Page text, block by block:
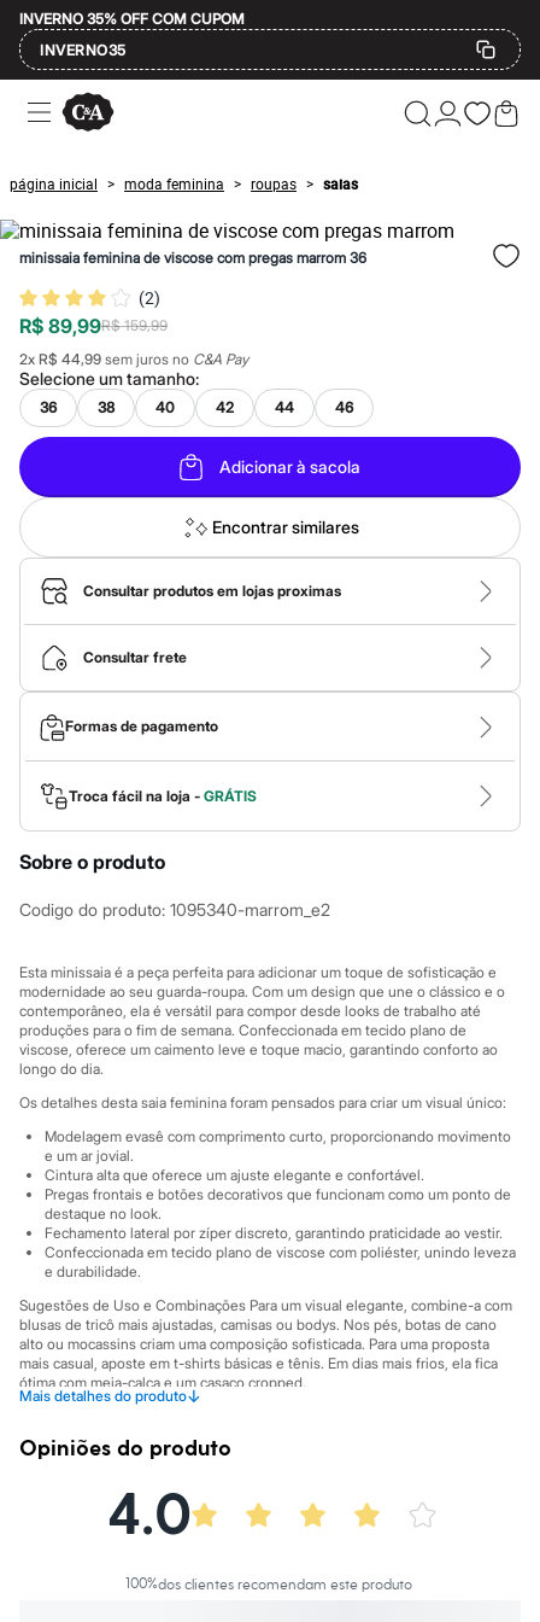
INVERNO 35% OFF COM CUPOM
INVERNO35
Ofertas
Compre por Departamento
Masculino
Infantil
Calçados
Mindse7
Plus Size
Até 20% off
Até 40% off
Até 60% off
A partir de 60% off
Feminino
Em alta
Inverno
Alfaiataria
Novidades
Roupas
Blusas e Camisetas
Básicos
Calças
Casacos e Jaquetas
Jeans
Macacões
Saias
Shorts e Bermudas
Vestidos
Acessórios
Bolsas
Bonés e Chapéus
Bijoux
Cintos
Óculos
Relógios
Calçados
Botas
Rasteirinhas
Tênis
Marcas
City
Clock House
Mindset
Yessica
Moda esportiva
Acessórios
Blusas
Calçados
Leggings
Shorts e Bermudas
Tops
Moda íntima
Calcinhas
Cintas e Modeladores
Meias
Pijamas
Sutiãs e Tops
Biquínis
Maiôs
Personagens
Blusas e Camisetas
Casacos e Jaquetas
página inicial > moda feminina > roupas > saias
minissaia feminina de viscose com pregas marrom 36
(2)
R$ 89,99R$ 159,99
2x R$ 44,99 sem juros no C&A Pay
Selecione umtamanho:
36 38 40 42 44 46
Adicionar à sacola
Encontrar similares
Consultar produtos em lojas proximas
Consultar frete
Formas de pagamento
Troca fácil na loja - GRÁTIS
Sobre o produto
Codigo do produto: 1095340-marrom_e2
Esta minissaia é a peça perfeita para adicionar um toque de sofisticação e
modernidade ao seu guarda-roupa. Com um design que une o clássico e o
contemporâneo, ela é versátil para compor desde looks de trabalho até
produções para o fim de semana. Confeccionada em tecido plano de
viscose, oferece um caimento leve e toque macio, garantindo conforto ao
longo do dia.
Os detalhes desta saia feminina foram pensados para criar um visual único:
Modelagem evasê com comprimento curto, proporcionando movimento
e um ar jovial.
Cintura alta que oferece um ajuste elegante e confortável.
Pregas frontais e botões decorativos que funcionam como um ponto de
destaque no look.
Fechamento lateral por zíper discreto, garantindo praticidade ao vestir.
Confeccionada em tecido plano de viscose com poliéster, unindo leveza
e durabilidade.
Sugestões de Uso e Combinações Para um visual elegante, combine-a com
blusas de tricô mais ajustadas, camisas ou bodys. Nos pés, botas de cano
alto ou mocassins criam uma composição sofisticada. Para uma proposta
mais casual, aposte em t-shirts básicas e tênis. Em dias mais frios, ela fica
ótima com meia-calça e um casaco cropped.
A Modelo veste tamanho P.
Altura: 173cm / Busto: 86cm / Cintura: 63cm / Quadril: 94cm.
Mais detalhes do produto↓
Informacoes gerais:
Marrom
Opiniões do produto
4.0
100%dos clientes recomendam este produto